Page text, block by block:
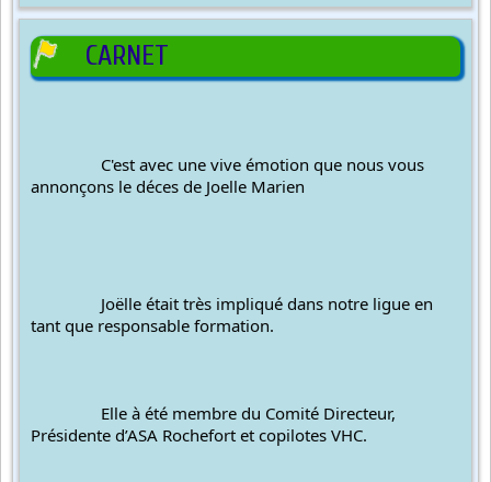
CARNET
annonçons le déces de Joelle Marien
tant que responsable formation.
Présidente d’ASA Rochefort et copilotes VHC.